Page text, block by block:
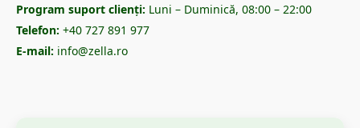
Program suport clienți: Luni – Duminică, 08:00 – 22:00
Telefon: +40 727 891 977
E-mail: info@zella.ro